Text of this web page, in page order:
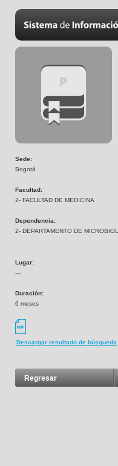
Sede:
Bogotá
Facultad:
2- FACULTAD DE MEDICINA
Dependencia:
2- DEPARTAMENTO DE
Lugar:
---
Duración:
6 meses
Descargar resultado de búsqueda
Regresar